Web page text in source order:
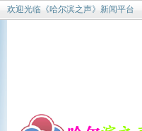
欢迎光临《哈尔滨之声》新闻平台